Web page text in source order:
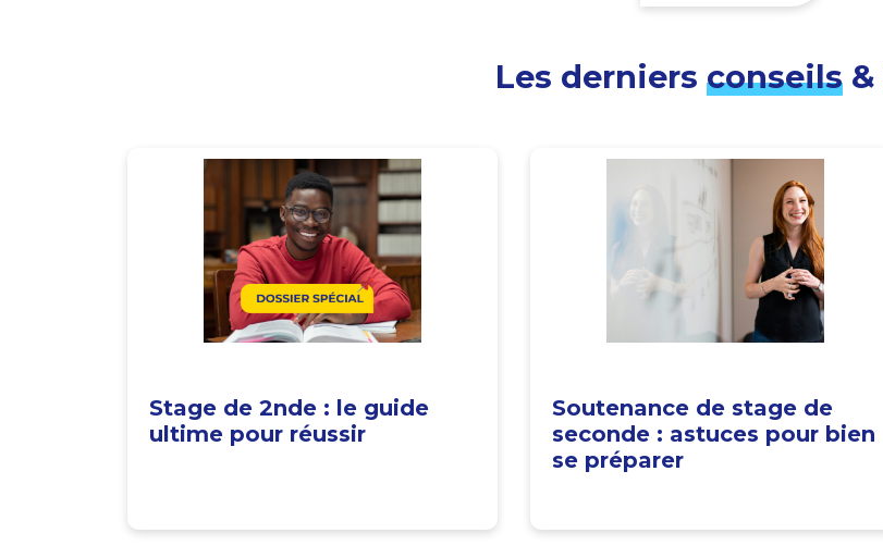
Les derniers conseils &
Stage de 2nde : le guide
ultime pour réussir
Soutenance de stage de
seconde : astuces pour bien
se préparer